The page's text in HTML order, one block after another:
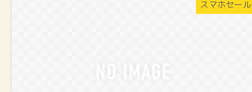
スマホセール